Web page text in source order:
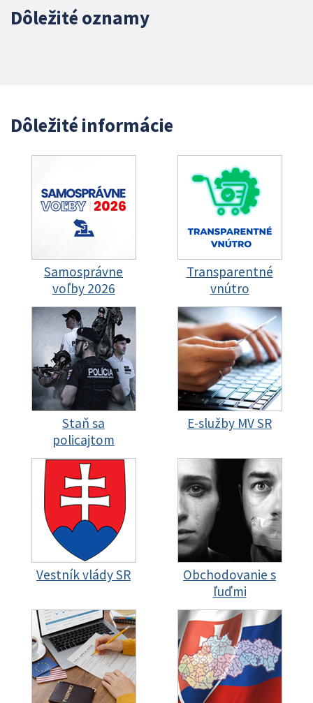
Dôležité oznamy
Dôležité informácie
Samosprávne
voľby 2026
Transparentné
vnútro
Staň sa
policajtom
E-služby MV SR
Vestník vlády SR
Obchodovanie s
ľuďmi